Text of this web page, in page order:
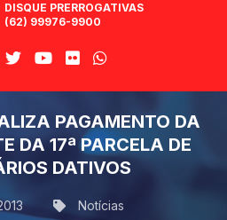
DISQUE PRERROGATIVAS
(62) 99976-9900
PAGAMENTO DA
DA 17ª PARCELA DE
DATIVOS
Notícias